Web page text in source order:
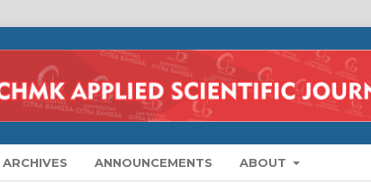
ARCHIVES ANNOUNCEMENTS ABOUT